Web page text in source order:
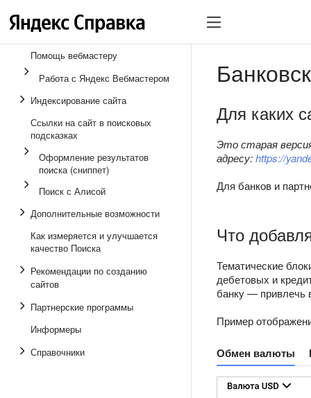
Помощь вебмастеру
Работа с Яндекс Вебмастером
Индексирование сайта
Ссылки на сайт в поисковых
подсказках
Оформление результатов
поиска (сниппет)
Поиск с Алисой
Дополнительные возможности
Как измеряется и улучшается
качество Поиска
Рекомендации по созданию
сайтов
Партнерские программы
Информеры
Справочники
Для каких
Это старая
адресу:https://
Для банков и
Что
Тематические
дебетовых и
банку — привлечь
Пример
Обмен валюты